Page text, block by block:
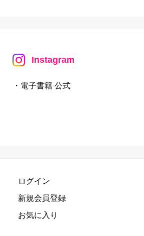
Instagram
・電子書籍 公式
ログイン
新規会員登録
お気に入り